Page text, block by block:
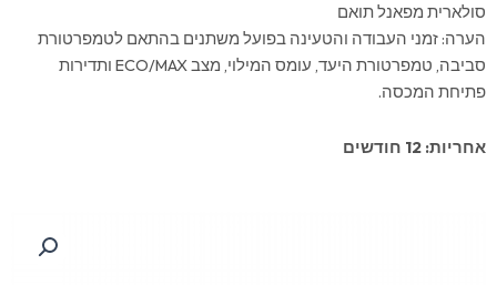
סולארית מפאנל תואם
הערה: זמני העבודה והטעינה בפועל משתנים בהתאם לטמפרטורת
סביבה, טמפרטורת היעד, עומס המילוי, מצב ECO/MAX ותדירות
פתיחת המכסה.
אחריות: 12 חודשים